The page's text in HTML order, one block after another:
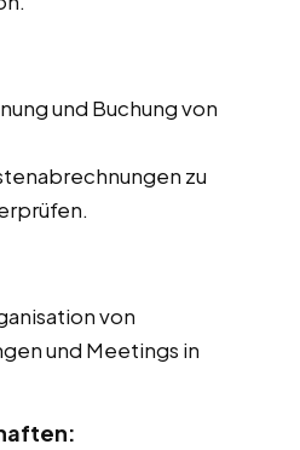
und Buchung von
zu
von
und Meetings in